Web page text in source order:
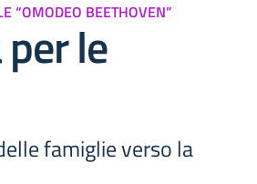
“OMODEO BEETHOVEN”
le
famiglie verso la